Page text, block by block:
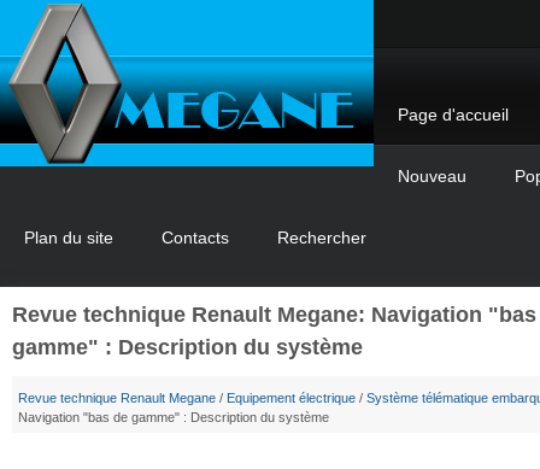
Page d'accueil
Nouveau
Plan du site Contacts Rechercher
Revue technique Renault Megane: Navigation
gamme" : Description du système
Revue technique Renault Megane / Equipement électrique / Système télématique
Navigation "bas de gamme" : Description du système